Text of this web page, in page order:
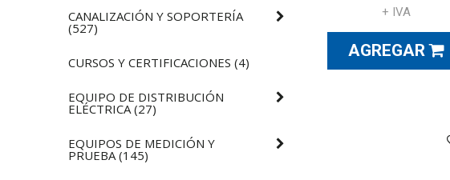
CANALIZACIÓN Y SOPORTERÍA
(527)
CURSOS Y CERTIFICACIONES (4)
EQUIPO DE DISTRIBUCIÓN
ELÉCTRICA (27)
EQUIPOS DE MEDICIÓN Y
PRUEBA (145)
+ IVA
AGREGAR